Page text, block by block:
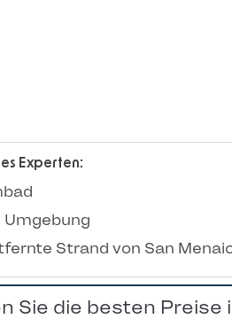
Experten:
Umgebung
Strand von San
Sie die besten Preise